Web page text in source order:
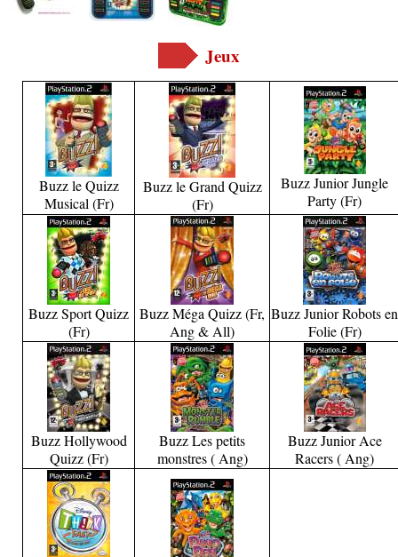
Jeux
Buzz le Quizz
Musical (Fr)
Buzz le Grand Quizz
(Fr)
Buzz Junior Jungle
Party (Fr)
Buzz Sport Quizz
(Fr)
Buzz Méga Quizz (Fr,
Ang & All)
Buzz Junior Robots en
Folie (Fr)
Buzz Hollywood
Quizz (Fr)
Buzz Les petits
monstres ( Ang)
Buzz Junior Ace
Racers ( Ang)